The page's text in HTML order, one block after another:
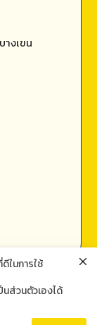
างเขน
ในการใช้
นส่วนตัวเองได้